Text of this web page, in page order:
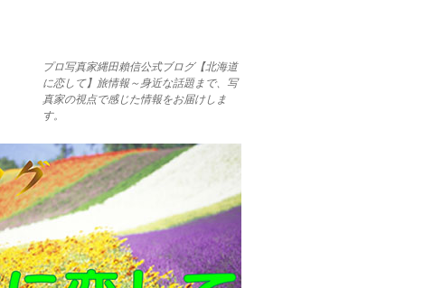
プロ写真家縄田賴信公式ブログ【北海道
に恋して】旅情報～身近な話題まで、写
真家の視点で感じた情報をお届けしま
す。